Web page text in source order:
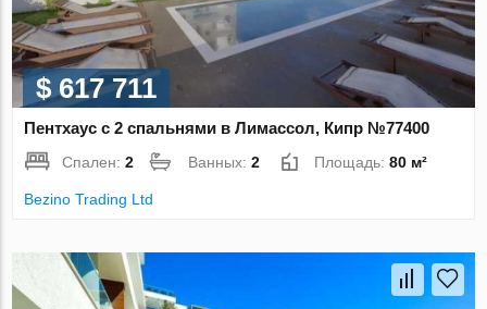
$ 617 711
Пентхаус с 2 спальнями в Лимассол, Кипр №77400
Спален:2 Ванных:2 Площадь:80 м²
Bezino Trading Ltd